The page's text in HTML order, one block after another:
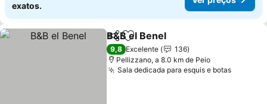
exatos.
PartilharAdicionar aos favoritos
B&B el Benel
9,8 Excelente
136
Pellizzano, a 8.0 km de Peio
Sala dedicada para esquis e botasVer